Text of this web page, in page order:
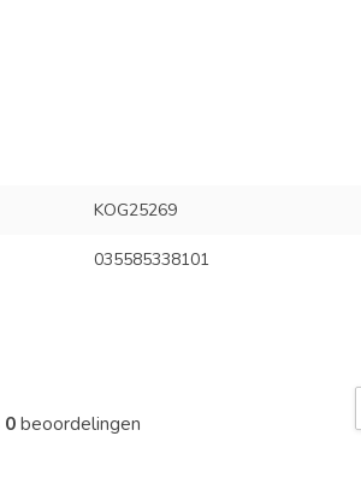
KOG25269
035585338101
0beoordelingen